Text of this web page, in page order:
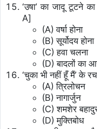
‘उषा’ का जादू टूटने
A]
(A) वर्षा होना
(B) सूर्योदय होना
(C) हवा चलना
(D) बादलों का
‘चुका भी नहीं हूँ मैं’ के
(A) त्रिलोचन
(B) नागार्जुन
(C) शमशेर
(D) मुक्तिबोध